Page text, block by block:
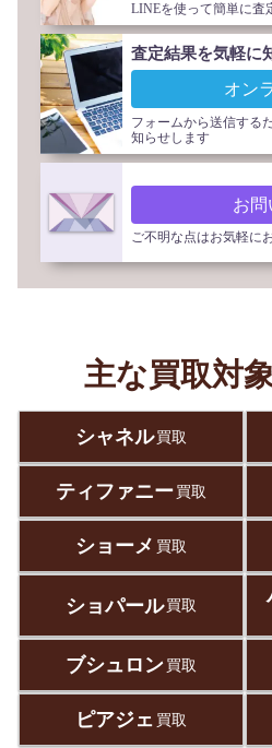
LINEを使って簡単に査
査定結果を気軽に
オン
フォームから送信する
知らせします
お問
ご不明な点はお気軽に
主な買取対
シャネル 買取
ティファニー 買取
ショーメ 買取
ショパール 買取
ブシュロン 買取
ピアジェ 買取